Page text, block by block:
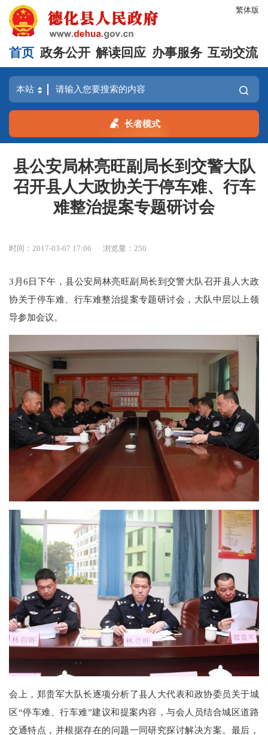
繁体版
首页 政务公开 解读回应 办事服务 互动交流
长者模式
县公安局林亮旺副局长到交警大队
召开县人大政协关于停车难、行车
难整治提案专题研讨会
时间：2017-03-07 17:06 浏览量：250
3月6日下午，县公安局林亮旺副局长到交警大队召开县人大政
协关于停车难、行车难整治提案专题研讨会，大队中层以上领
导参加会议。
会上，郑贵军大队长逐项分析了县人大代表和政协委员关于城
区“停车难、行车难”建议和提案内容，与会人员结合城区道路
交通特点，并根据存在的问题一同研究探讨解决方案。最后，